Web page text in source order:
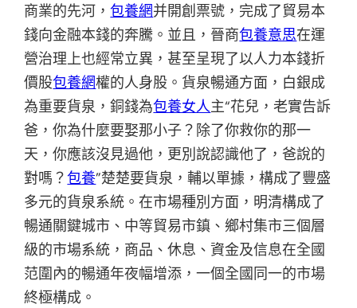
商業的先河，包養網并開創票號，完成了貿易本
錢向金融本錢的奔騰。並且，晉商包養意思在運
營治理上也經常立異，甚至呈現了以人力本錢折
價股包養網權的人身股。貨泉暢通方面，白銀成
為重要貨泉，銅錢為包養女人主“花兒，老實告訴
爸，你為什麼要娶那小子？除了你救你的那一
天，你應該沒見過他，更別說認識他了，爸說的
對嗎？包養”楚楚要貨泉，輔以單據，構成了豐盛
多元的貨泉系統。在市場種別方面，明清構成了
暢通關鍵城市、中等貿易市鎮、鄉村集市三個層
級的市場系統，商品、休息、資金及信息在全國
范圍內的暢通年夜幅增添，一個全國同一的市場
終極構成。